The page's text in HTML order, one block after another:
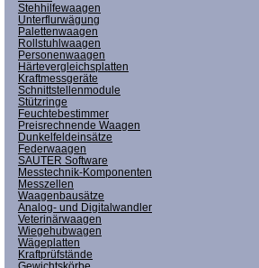
Stehhilfewaagen
Unterflurwägung
Palettenwaagen
Rollstuhlwaagen
Personenwaagen
Härtevergleichsplatten
Kraftmessgeräte
Schnittstellenmodule
Stützringe
Feuchtebestimmer
Preisrechnende Waagen
Dunkelfeldeinsätze
Federwaagen
SAUTER Software
Messtechnik-Komponenten
Messzellen
Waagenbausätze
Analog- und Digitalwandler
Veterinärwaagen
Wiegehubwagen
Wägeplatten
Kraftprüfstände